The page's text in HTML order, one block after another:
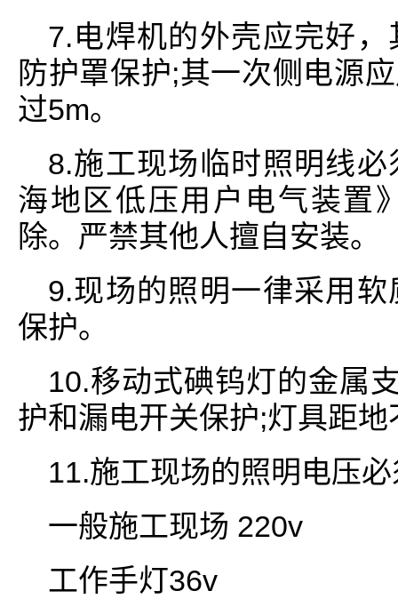
7.电焊机的外壳应完好
防护罩保护;其一次侧电源
过5m。
8.施工现场临时照明线
海地区低压用户电气装置
除。严禁其他人擅自安装。
9.现场的照明一律采用
保护。
10.移动式碘钨灯的金属
护和漏电开关保护;灯具距
11.施工现场的照明电压
一般施工现场 220v
工作手灯36v